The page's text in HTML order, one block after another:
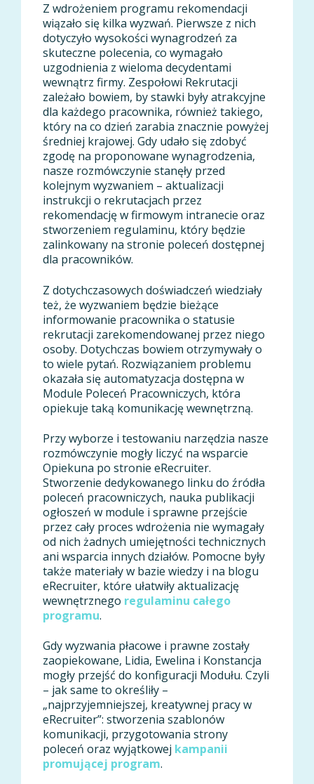
Z wdrożeniem programu rekomendacji
wiązało się kilka wyzwań. Pierwsze z nich
dotyczyło wysokości wynagrodzeń za
skuteczne polecenia, co wymagało
uzgodnienia z wieloma decydentami
wewnątrz firmy. Zespołowi Rekrutacji
zależało bowiem, by stawki były atrakcyjne
dla każdego pracownika, również takiego,
który na co dzień zarabia znacznie powyżej
średniej krajowej. Gdy udało się zdobyć
zgodę na proponowane wynagrodzenia,
nasze rozmówczynie stanęły przed
kolejnym wyzwaniem – aktualizacji
instrukcji o rekrutacjach przez
rekomendację w firmowym intranecie oraz
stworzeniem regulaminu, który będzie
zalinkowany na stronie poleceń dostępnej
dla pracowników.
Z dotychczasowych doświadczeń wiedziały
też, że wyzwaniem będzie bieżące
informowanie pracownika o statusie
rekrutacji zarekomendowanej przez niego
osoby. Dotychczas bowiem otrzymywały o
to wiele pytań. Rozwiązaniem problemu
okazała się automatyzacja dostępna w
Module Poleceń Pracowniczych, która
opiekuje taką komunikację wewnętrzną.
Przy wyborze i testowaniu narzędzia nasze
rozmówczynie mogły liczyć na wsparcie
Opiekuna po stronie eRecruiter.
Stworzenie dedykowanego linku do źródła
poleceń pracowniczych, nauka publikacji
ogłoszeń w module i sprawne przejście
przez cały proces wdrożenia nie wymagały
od nich żadnych umiejętności technicznych
ani wsparcia innych działów. Pomocne były
także materiały w bazie wiedzy i na blogu
eRecruiter, które ułatwiły aktualizację
wewnętrznego regulaminu całego
programu.
Gdy wyzwania płacowe i prawne zostały
zaopiekowane, Lidia, Ewelina i Konstancja
mogły przejść do konfiguracji Modułu. Czyli
– jak same to określiły –
„najprzyjemniejszej, kreatywnej pracy w
eRecruiter”: stworzenia szablonów
komunikacji, przygotowania strony
poleceń oraz wyjątkowej kampanii
promującej program.